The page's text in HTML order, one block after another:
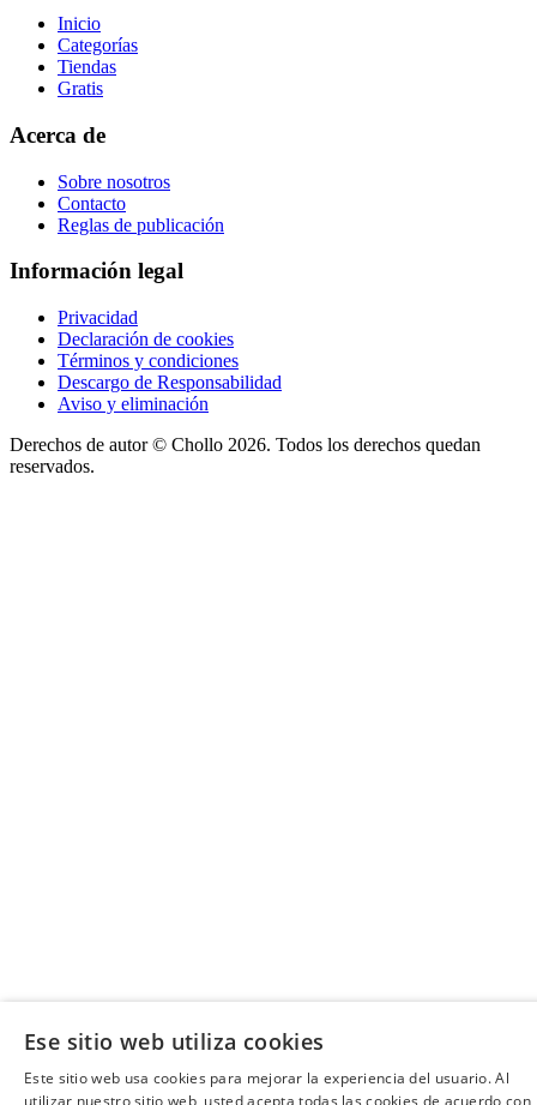
Inicio
Categorías
Tiendas
Gratis
Acerca de
Sobre nosotros
Contacto
Reglas de publicación
Información legal
Privacidad
Declaración de cookies
Términos y condiciones
Descargo de Responsabilidad
Aviso y eliminación
Derechos de autor © Chollo 2026. Todos los derechos quedan
reservados.
Ese sitio web utiliza cookies
Este sitio web usa cookies para mejorar la experiencia del usuario. Al
utilizar nuestro sitio web, usted acepta todas las cookies de acuerdo con